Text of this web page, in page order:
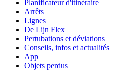
Planificateur d'itinéraire
Arrêts
Lignes
De Lijn Flex
Pertubations et déviations
Conseils, infos et actualités
App
Objets perdus